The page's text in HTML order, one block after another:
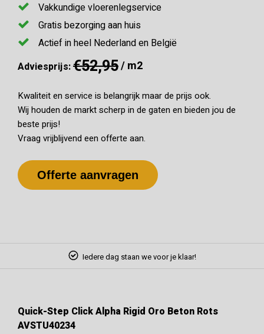
Vakkundige vloerenlegservice
Gratis bezorging aan huis
Actief in heel Nederland en België
Adviesprijs:€52,95/ m2
Kwaliteit en service is belangrijk maar de prijs ook.
Wij houden de markt scherp in de gaten en bieden jou de
beste prijs!
Vraag vrijblijvend een offerte aan.
Offerte aanvragen
Iedere dag staan we voor je klaar!
Quick-Step Click Alpha Rigid Oro Beton Rots
AVSTU40234